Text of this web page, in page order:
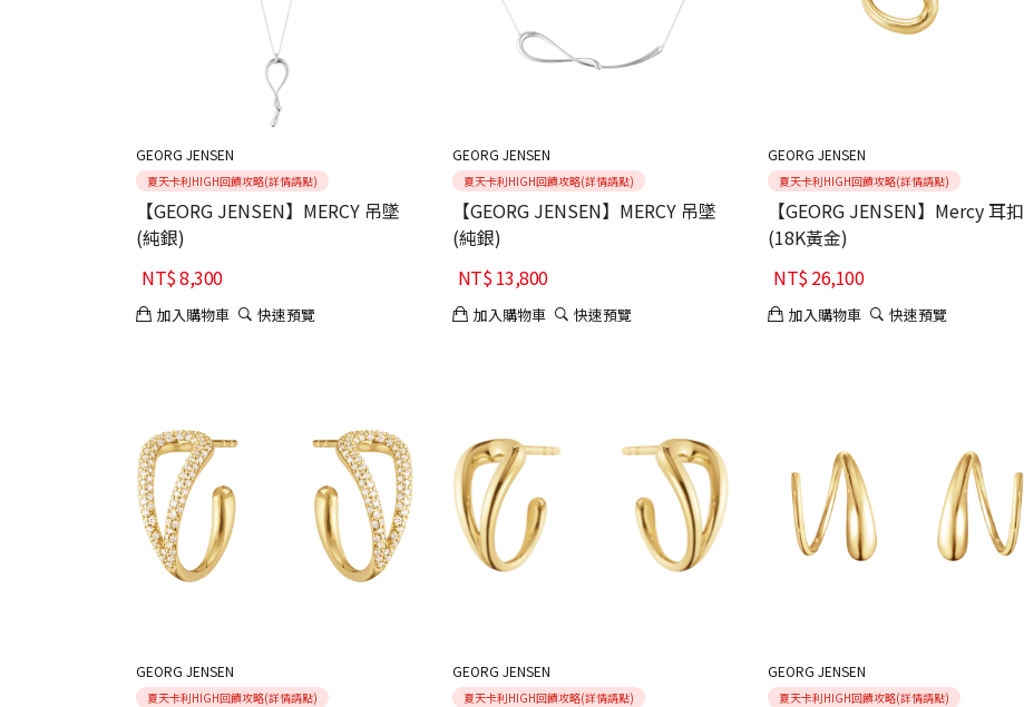
GEORG JENSEN
夏天卡利HIGH回饋攻略(詳情請點)
【GEORG JENSEN】MERCY 吊墜
(純銀)
NT$8,300
加入購物車 快速預覽
GEORG JENSEN
夏天卡利HIGH回饋攻略(詳情請點)
【GEORG JENSEN】MERCY 吊墜
(純銀)
NT$13,800
加入購物車 快速預覽
GEORG JENSEN
夏天卡利HIGH回饋攻略(詳情請點)
【GEORG JENSEN】Mercy 耳扣
(18K黃金)
NT$26,100
加入購物車 快速預覽
GEORG JENSEN
夏天卡利HIGH回饋攻略(詳情請點)
GEORG JENSEN
夏天卡利HIGH回饋攻略(詳情請點)
GEORG JENSEN
夏天卡利HIGH回饋攻略(詳情請點)